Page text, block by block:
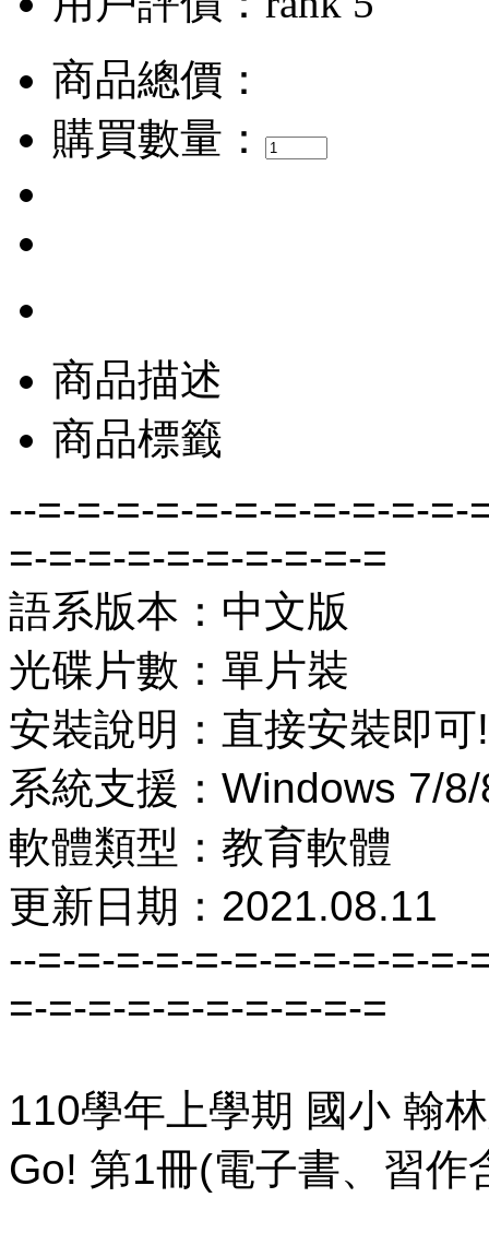
商品總價：
購買數量：
商品描述
商品標籤
--=-=-=-=-=-=-=-=-=-=-
=-=-=-=-=-=-=-=-=-=
語系版本：中文版
光碟片數：單片裝
安裝說明：直接安裝即可!
系統支援：Windows 7/
軟體類型：教育軟體
更新日期：2021.08.11
--=-=-=-=-=-=-=-=-=-=-
=-=-=-=-=-=-=-=-=-=
110學年上學期 國小 翰
Go! 第1冊(電子書、習作